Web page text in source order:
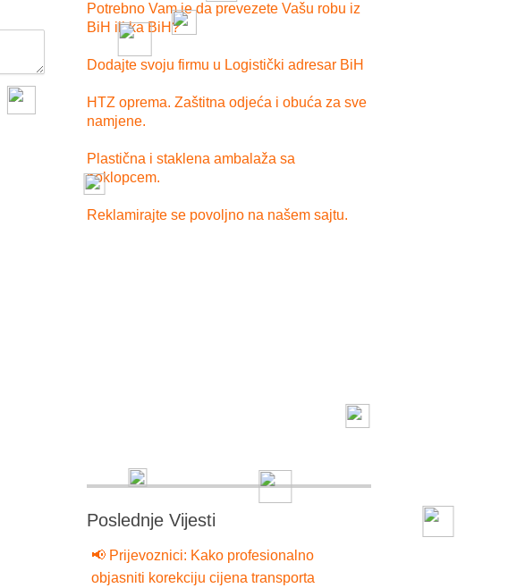
Potrebno Vam je da prevezete Vašu robu iz
BiH ili ka BiH?
Dodajte svoju firmu u Logistički adresar BiH
HTZ oprema. Zaštitna odjeća i obuća za sve
namjene.
Plastična i staklena ambalaža sa
poklopcem.
Reklamirajte se povoljno na našem sajtu.
Poslednje Vijesti
📢 Prijevoznici: Kako profesionalno
objasniti korekciju cijena transporta